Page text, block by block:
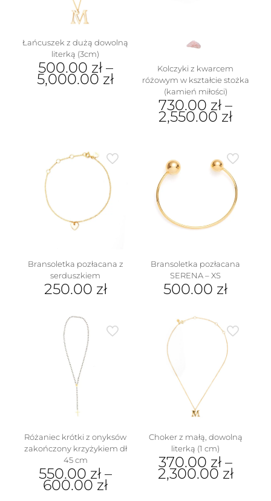
stronie
produktu
Łańcuszek z dużą dowolną
literką (3cm)
500.00 zł–
5,000.00 zł
Opcje
można
produktu
Kolczyki z kwarcem
różowym w kształcie stożka
(kamień miłości)
730.00 zł –
2,550.00 zł
wiele
wariantów.
na
Bransoletka pozłacana z
serduszkiem
250.00 zł
Bransoletka pozłacana
SERENA – XS
500.00 zł
Różaniec krótki z onyksów
zakończony krzyżykiem dł
45 cm
550.00 zł –
600.00 zł
Choker z małą, dowolną
literką (1 cm)
370.00 zł –
2,300.00 zł